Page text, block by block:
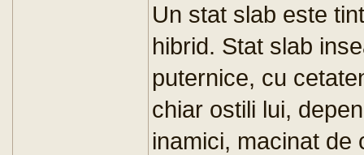
Un stat slab este
hibrid. Stat slab
puternice, cu
chiar ostili lui,
inamici, macinat de